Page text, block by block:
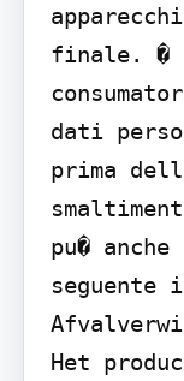
finale. �
dati
prima
pu�
seguente
Het